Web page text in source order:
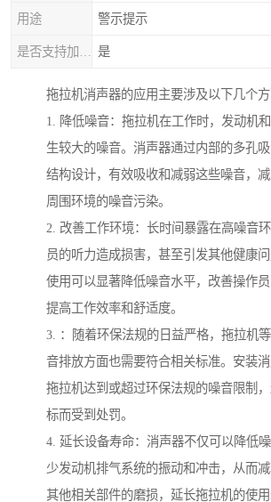
用途 警示提示
是
拖拉机消声器的应用主要涉及以下几个方
1. 降低噪音：拖拉机在工作时，发动机
生较大的噪音。消声器通过内部的多孔
结构设计，有效吸收和减弱这些噪音，
周围环境的噪音污染。
2. 改善工作环境：长时间暴露在高噪音
员的听力造成损害，甚至引发其他健康
使用可以显著降低噪音水平，改善操作员
提高工作效率和舒适度。
3. ：随着环保法规的日益严格，拖拉机
音排放方面也需要符合相关标准。安装
拖拉机达到或超过环保法规的噪音限制
标而受到处罚。
4. 延长设备寿命：消声器不仅可以降低
少发动机排气系统的振动和冲击，从而
其他相关部件的磨损，延长拖拉机的使用